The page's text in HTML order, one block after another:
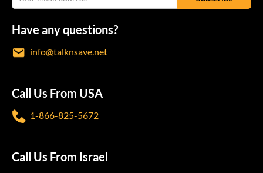
Have any questions?
info@talknsave.net
Call Us From USA
1-866-825-5672
Call Us From Israel